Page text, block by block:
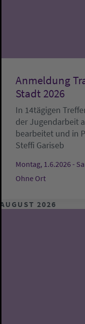
Anmeldung
Stadt 2026
In 14tägigen
der Jugendarbeit
bearbeitet und in
Steffi Gariseb
Montag, 1.6.2026 -
Ohne Ort
AUGUST 2026